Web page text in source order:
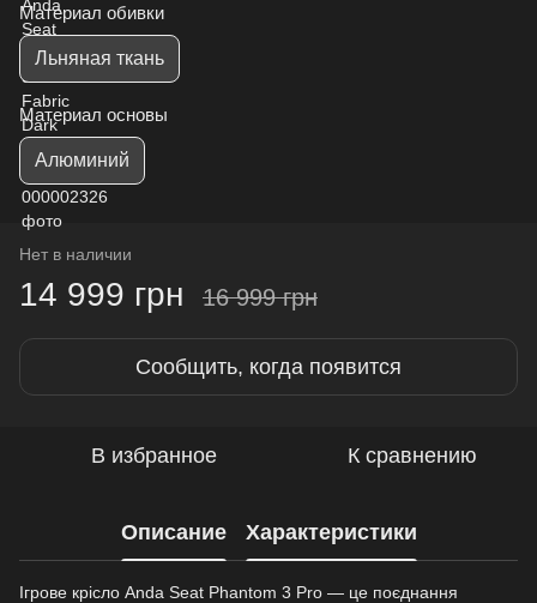
Материал обивки
Льняная ткань
Материал основы
Алюминий
Нет в наличии
14 999 грн 16 999 грн
Сообщить, когда появится
В избранное К сравнению
Описание Характеристики
Ігрове крісло Anda Seat Phantom 3 Pro — це поєднання